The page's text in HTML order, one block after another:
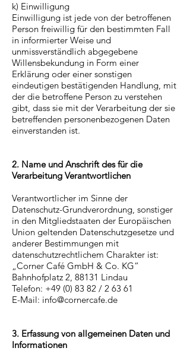
k) Einwilligung
Einwilligung ist jede von der betroffenen
Person freiwillig für den bestimmten Fall
in informierter Weise und
unmissverständlich abgegebene
Willensbekundung in Form einer
Erklärung oder einer sonstigen
eindeutigen bestätigenden Handlung, mit
der die betroffene Person zu verstehen
gibt, dass sie mit der Verarbeitung der sie
betreffenden personenbezogenen Daten
einverstanden ist.
2. Name und Anschrift des für die
Verarbeitung Verantwortlichen
Verantwortlicher im Sinne der
Datenschutz-Grundverordnung, sonstiger
in den Mitgliedstaaten der Europäischen
Union geltenden Datenschutzgesetze und
anderer Bestimmungen mit
datenschutzrechtlichem Charakter ist:
„Corner Café GmbH & Co. KG“
Bahnhofplatz 2, 88131 Lindau
Telefon: +49 (0) 83 82 / 2 63 61
E-Mail: info@cornercafe.de
3. Erfassung von allgemeinen Daten und
Informationen